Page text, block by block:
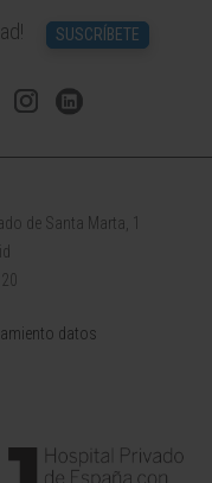
SUSCRÍBETE
de Santa Marta, 1
datos